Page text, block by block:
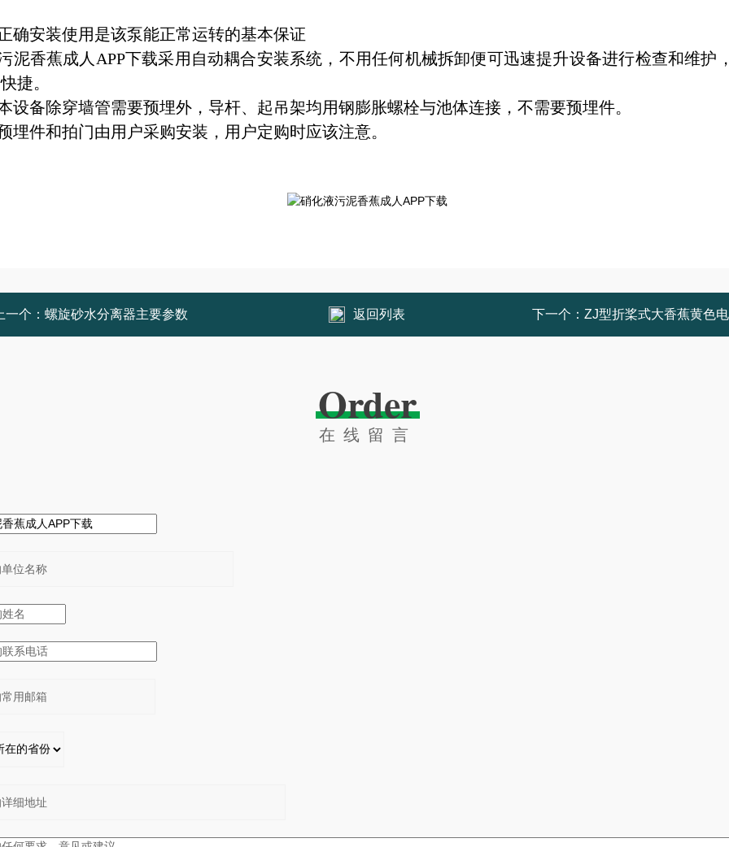
确安装使用是该泵能正常运转的基本保证
泥香蕉成人APP下载采用自动耦合安装系统，不用任何机械拆卸便可迅速提升设备进行检查和维护
捷。
设备除穿墙管需要预埋外，导杆、起吊架均用钢膨胀螺栓与池体连接，不需要预埋件。
埋件和拍门由用户采购安装，用户定购时应该注意。
一个： 螺旋砂水分离器主要参数 返回列表 下一个： ZJ型折桨式大香蕉黄色
Order
在线留言